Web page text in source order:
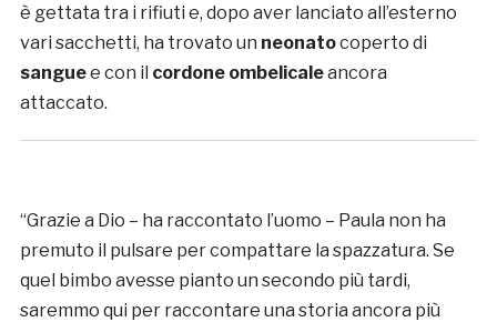
è gettata tra i rifiuti e, dopo aver lanciato all’esterno
vari sacchetti, ha trovato un neonatocoperto di
sanguee con il cordone ombelicaleancora
attaccato.
“Grazie a Dio – ha raccontato l’uomo – Paula non ha
premuto il pulsare per compattare la spazzatura. Se
quel bimbo avesse pianto un secondo più tardi,
saremmo qui per raccontare una storia ancora più